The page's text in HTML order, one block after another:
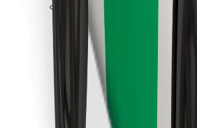
Last ned Bolt Food-appen